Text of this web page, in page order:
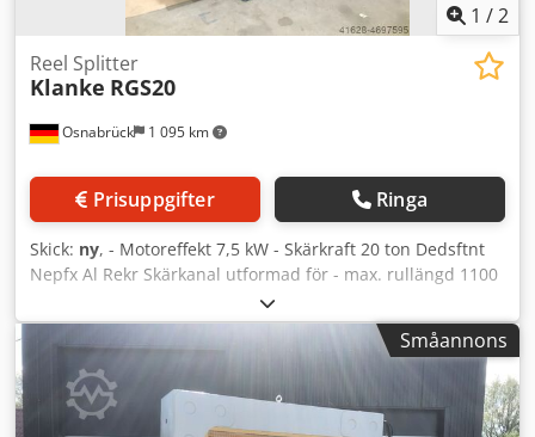
1 /2
Osnabrück 1 095 km
Reel Splitter
Klanke RGS20
Prisuppgifter Ringa
Skick: ny, - Motoreffekt 7,5 kW - Skärkraft 20 ton Dedsftnt
Nepfx Al Rekr Skärkanal utformad för - max. rullängd 1100
mm - max. rulldiameter 900 mm - Maskinvikt ca. 2500 kg -
Tankvolym ca. 100 liter - Skyddsgaller vid styrpanelen och
på motsatt sida - Färg på maskinkroppen enligt önskemål
(RAL) Skyddsgaller/knivbalk RAL 1028 melon-gul
Beställningsvara Pris och ytterligare information på
begäran
Småannons